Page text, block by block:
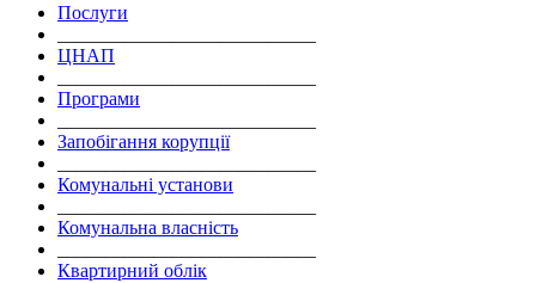
Послуги
ЦНАП
Програми
Запобігання корупції
Комунальні установи
Комунальна власність
Квартирний облік